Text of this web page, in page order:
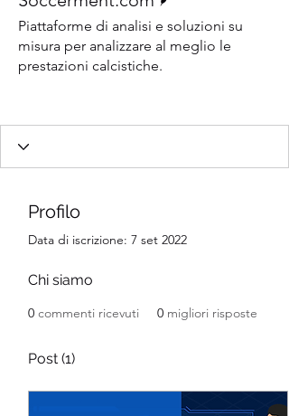
Piattaforme di analisi e soluzioni su
misura per analizzare al meglio le
prestazioni calcistiche.
Profilo
Data di iscrizione: 7 set 2022
Chi siamo
0 commenti ricevuti 0 migliori risposte
Post (1)